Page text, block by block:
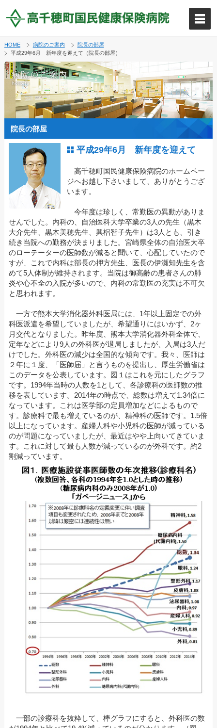
HOME 病院のご案内
院長の部屋
平成29年6月 新年度を迎えて（院長の部屋）
院長の部屋
平成29年6月 新年度を迎えて
高千穂町国民健康保険病院のホームペー
ジへお越し下さいまして、ありがとうござ
います。
今年度は珍しく、常勤医の異動がありま
せんでした。内科の、自治医科大学卒業の3人の先生（黒木
大介先生、黒木美穂先生、興梠智子先生）は3人とも、引き
続き当院への勤務が決まりました。宮崎県全体の自治医大卒
のローテーターの医師数が減ると聞いて、心配していたので
すが、これで内科は部長の押方先生、医長の伊瀬知先生を含
めて5人体制が維持されます。当院は御高齢の患者さんの肺
炎や心不全の入院が多いので、内科の常勤医の充実は不可欠
と思われます。
一方で熊本大学消化器外科医局には、1年以上固定での外
科医派遣を希望していましたが、希望通りにはいかず、2ヶ
月交代となりました。昨年度、熊本大学消化器外科全体で、
定年などにより9人の外科医が退局しましたが、入局は3人だ
けでした。外科医の減少は全国的な傾向です。我々、医師は
２年に１度、「医師届」と言うものを提出し、厚生労働省は
このデータを公表しています。図１はこれを元にしたグラフ
です。1994年当時の人数を1として、各診療科の医師数の推
移を表しています。2014年の時点で、総数は増えて1.34倍に
なっています。これは医学部の定員増加などによるもので
す。診療科で最も増えているのが、精神科の医師です。1.5倍
以上になっています。産婦人科や小児科の医師が減っている
のが問題になっていましたが、最近はやや上向いてきていま
す。これに対して最も人数が減っているのが外科です。約2
割減っています。
一部の診療科を抜粋して、棒グラフにすると、外科医の数